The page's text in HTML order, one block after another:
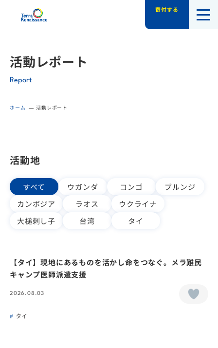
認定NPO法人テラ・ルネッサンス（平和
寄付する
活動レポート
Report
ホーム 活動レポート
活動地
すべて ウガンダ コンゴ
ブルンジ
カンボジア
ラオス
ウクライナ
大槌刺し子
台湾 タイ
【タイ】現地にあるものを活かし命をつなぐ。メラ難民
キャンプ医師派遣支援
2026.08.03
タイ